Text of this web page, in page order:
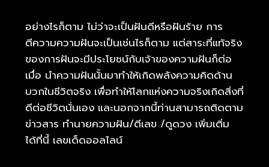
อย่างไรก็ตาม ไม่ว่าจะเป็นฝันดีหรือฝันร้าย การ
ตีความความฝันจะเป็นเช่นไรก็ตาม แต่สาระที่แท้จริง
ของการฝันจะมีประโยชน์กับเจ้าของความฝันก็ต่อ
เมื่อ นำความฝันนั้นมาทำให้เกิดพลังความคิดด้าน
บวกในชีวิตจริง เพื่อทำให้โลกแห่งความจริงเกิดสิ่งที่
ดีต่อชีวิตนั่นเอง และนอกจากนี้ท่านสามารถติดตาม
ข่าวสาร ทำนายความฝัน/ตีเลข /ดูดวง เพิ่มเติ่ม
ได้ที่นี้ เลขเด็ดออลไลน์